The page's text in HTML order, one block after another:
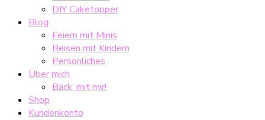
DIY Caketopper
Blog
Feiern mit Minis
Reisen mit Kindern
Persönliches
Über mich
Back’ mit mir!
Shop
Kundenkonto